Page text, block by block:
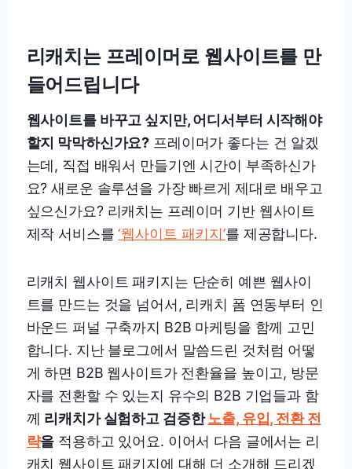
리캐치는 프레이머로 웹사이트를 만
들어드립니다
웹사이트를 바꾸고 싶지만, 어디서부터 시작해야
할지 막막하신가요? 프레이머가 좋다는 건 알겠
는데, 직접 배워서 만들기엔 시간이 부족하신가
요? 새로운 솔루션을 가장 빠르게 제대로 배우고
싶으신가요? 리캐치는 프레이머 기반 웹사이트
제작 서비스를‘웹사이트 패키지’를 제공합니다.
리캐치 웹사이트 패키지는 단순히 예쁜 웹사이
트를 만드는 것을 넘어서, 리캐치 폼 연동부터 인
바운드 퍼널 구축까지 B2B 마케팅을 함께 고민
합니다. 지난 블로그에서 말씀드린 것처럼 어떻
게 하면 B2B 웹사이트가 전환율을 높이고, 방문
자를 전환할 수 있는지 유수의 B2B 기업들과 함
께 리캐치가 실험하고 검증한노출, 유입, 전환 전
략을 적용하고 있어요. 이어서 다음 글에서는 리
캐치 웹사이트 패키지에 대해 더 소개해 드리겠